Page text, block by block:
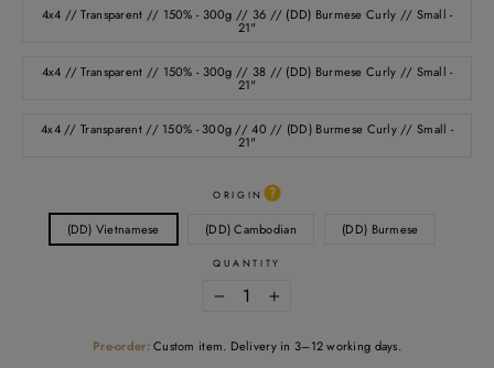
4x4 // Transparent // 150% - 300g // 36 // (DD) Burmese Curly // Small -
21"
4x4 // Transparent // 150% - 300g // 38 // (DD) Burmese Curly // Small -
21"
4x4 // Transparent // 150% - 300g // 40 // (DD) Burmese Curly // Small -
21"
ORIGIN
(DD) Vietnamese (DD) Cambodian (DD) Burmese
QUANTITY
+
Pre-order:Custom item. Delivery in 3–12 working days.